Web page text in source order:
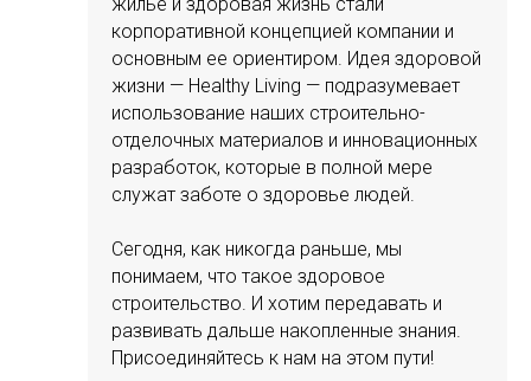
корпоративной концепцией компании и
основным ее ориентиром. Идея здоровой
жизни — Healthy Living — подразумевает
использование наших строительно-
отделочных материалов и инновационных
разработок, которые в полной мере
служат заботе о здоровье людей.
Сегодня, как никогда раньше, мы
понимаем, что такое здоровое
строительство. И хотим передавать и
развивать дальше накопленные знания.
Присоединяйтесь к нам на этом пути!